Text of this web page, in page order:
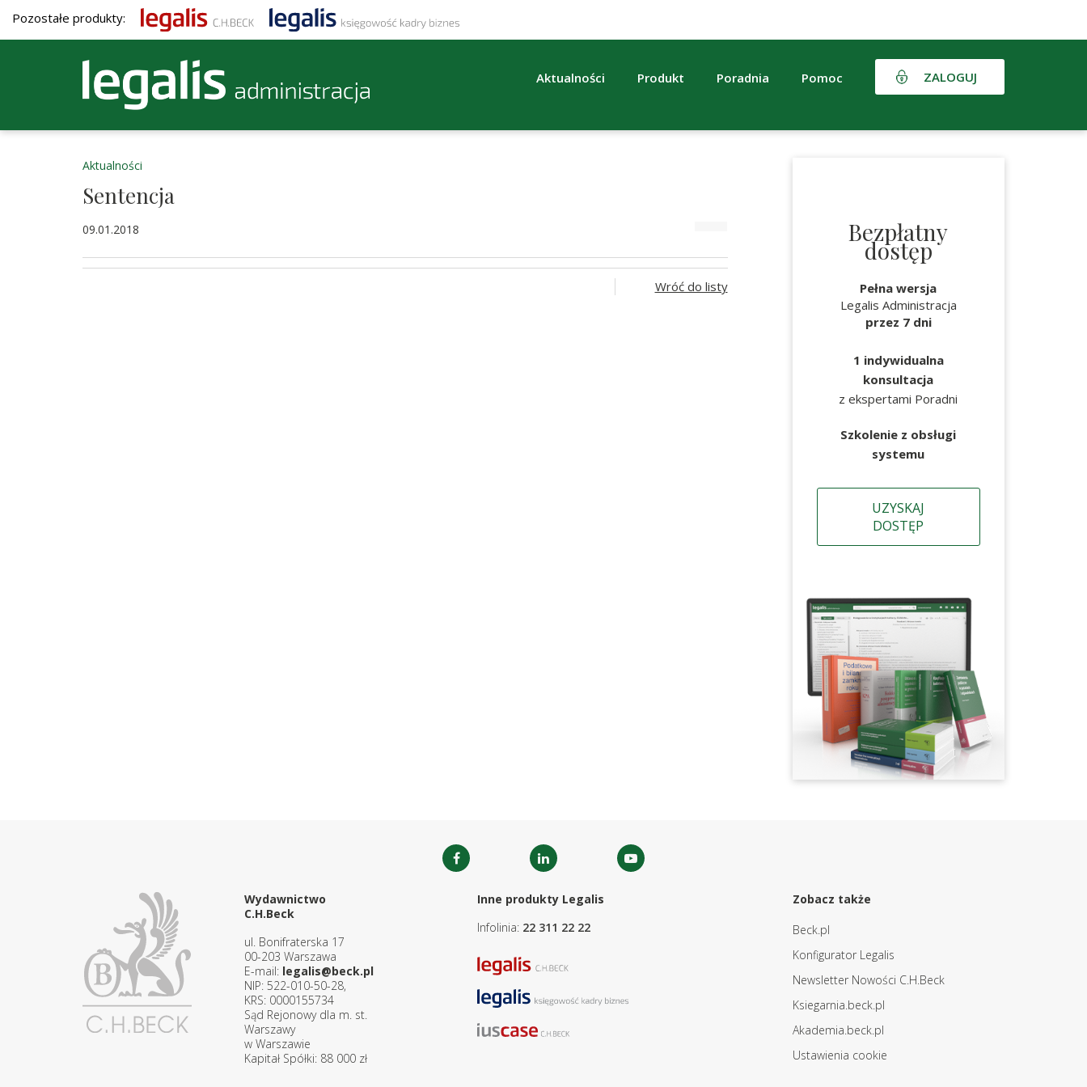
Pozostałe produkty:
Aktualności Produkt Poradnia Pomoc ZALOGUJ
Aktualności
Sentencja
09.01.2018
Wróć do listy
Bezpłatny
dostęp
Pełna wersja
Legalis Administracja
przez 7 dni
1 indywidualna
konsultacja
z ekspertami Poradni
Szkolenie z obsługi
systemu
UZYSKAJ
DOSTĘP
Wydawnictwo
C.H.Beck
ul. Bonifraterska 17
00-203 Warszawa
E-mail: legalis@beck.pl
NIP: 522-010-50-28,
KRS: 0000155734
Sąd Rejonowy dla m. st.
Warszawy
w Warszawie
Kapitał Spółki: 88 000 zł
Inne produkty Legalis
Infolinia: 22 311 22 22
Zobacz także
Beck.pl
Konfigurator Legalis
Newsletter Nowości C.H.Beck
Ksiegarnia.beck.pl
Akademia.beck.pl
Ustawienia cookie